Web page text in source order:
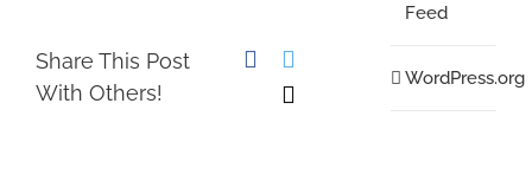
Share This Post
With Others!
Facebook
E-
Feed
WordPress.org